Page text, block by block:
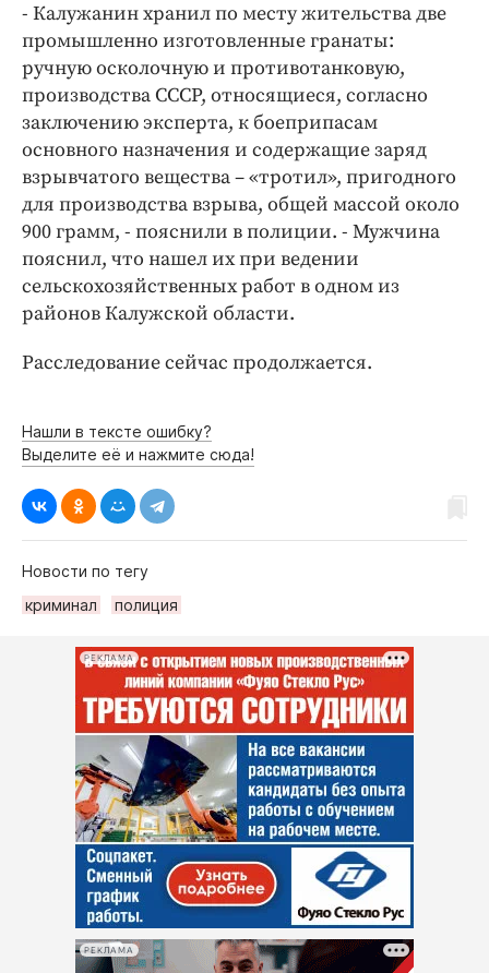
Клиника года
Бренд года
Работодатель года
- Калужанин хранил по месту жительства две
промышленно изготовленные гранаты:
ручную осколочную и противотанковую,
производства СССР, относящиеся, согласно
заключению эксперта, к боеприпасам
основного назначения и содержащие заряд
взрывчатого вещества – «тротил», пригодного
для производства взрыва, общей массой около
900 грамм, - пояснили в полиции. - Мужчина
пояснил, что нашел их при ведении
сельскохозяйственных работ в одном из
районов Калужской области.
Расследование сейчас продолжается.
Нашли в тексте ошибку?
Выделите её и нажмите сюда!
Новости по тегу
криминал
полиция
РЕКЛАМА
РЕКЛАМА